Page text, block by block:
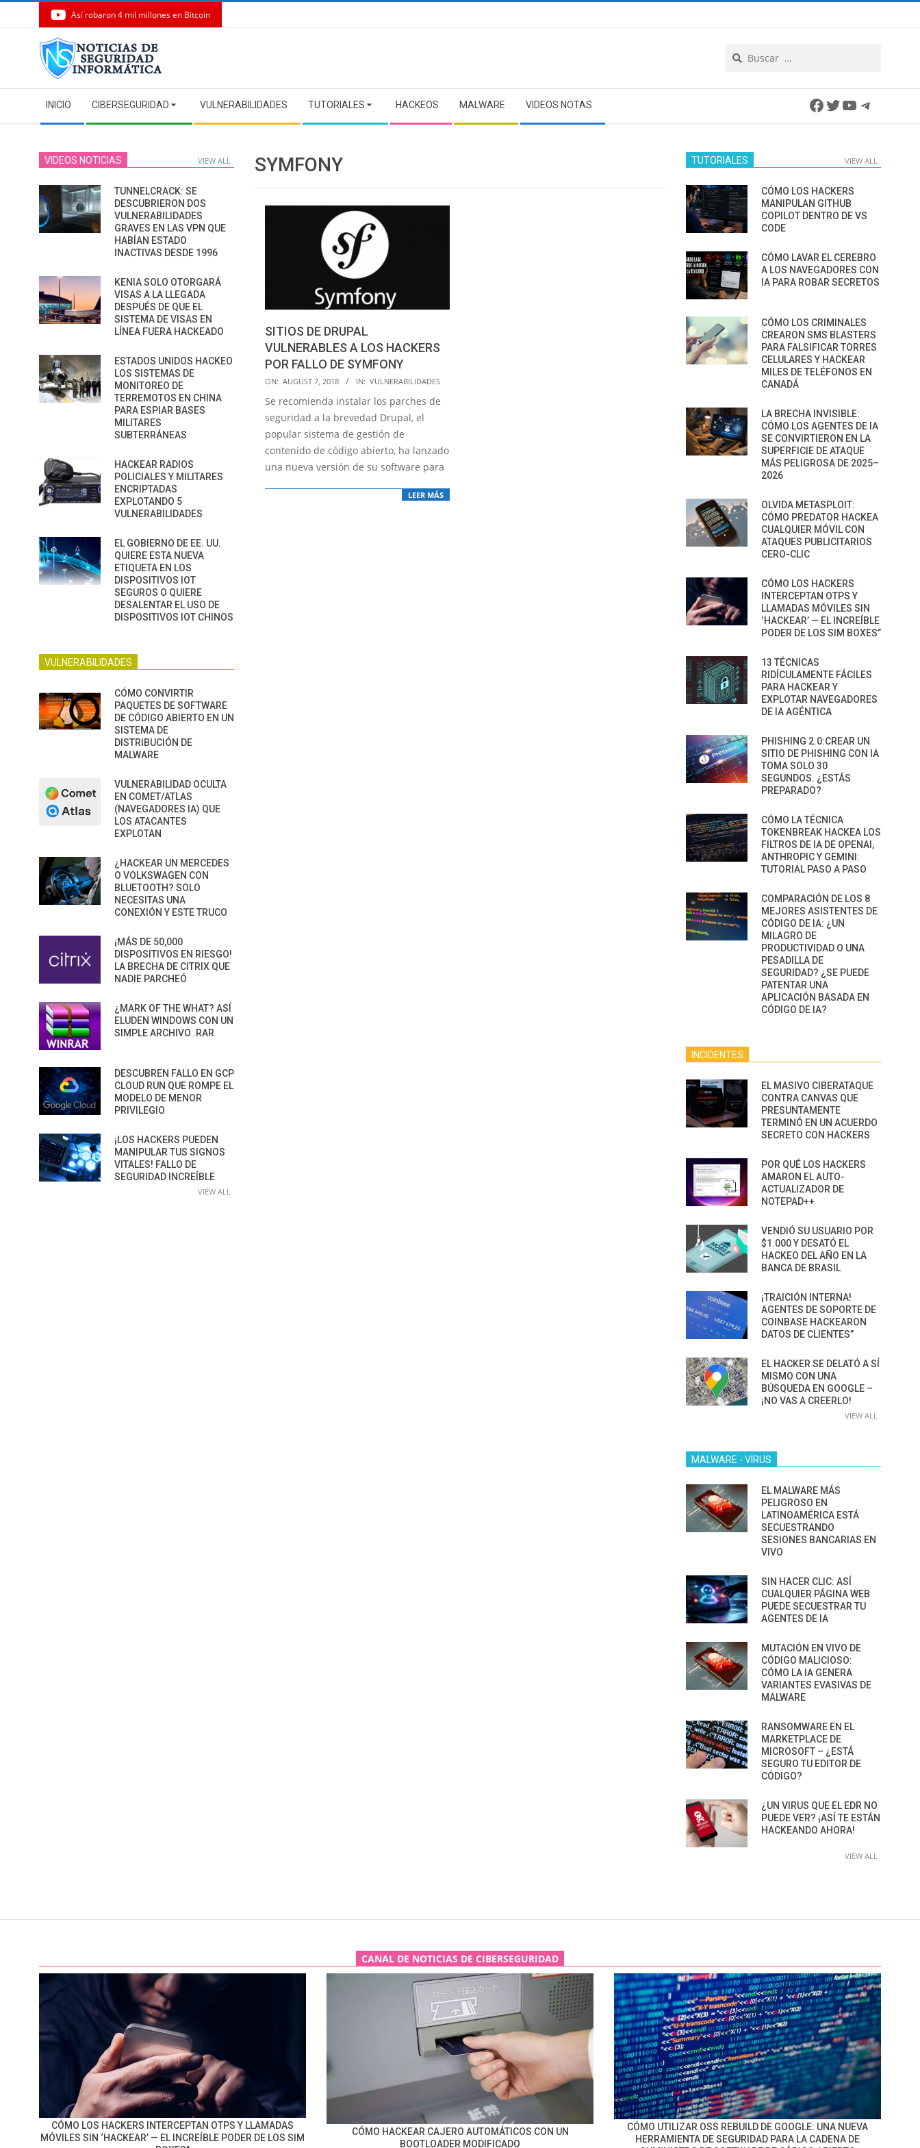
Así robaron 4 mil millones en Bitcoin
Navigation
Menu
INICIO CIBERSEGURIDAD VULNERABILIDADES TUTORIALES HACKEOS MALWARE VIDEOS NOTAS Facebook
Twitter
YouTube
SYMFONY
SITIOS DE DRUPAL
VULNERABLES A LOS HACKERS
POR FALLO DE SYMFONY
2018-
08-
ON: AUGUST 7, 2018 IN: VULNERABILIDADES
Se recomienda instalar los parches de
seguridad a la brevedad Drupal, el
popular sistema de gestión de
contenido de código abierto, ha lanzado
una nueva versión de su software para
LEER MÁS
VIDEOS NOTICIAS VIEW ALL
TUNNELCRACK: SE
DESCUBRIERON DOS
VULNERABILIDADES
GRAVES EN LAS VPN QUE
HABÍAN ESTADO
INACTIVAS DESDE 1996
KENIA SOLO OTORGARÁ
VISAS A LA LLEGADA
DESPUÉS DE QUE EL
SISTEMA DE VISAS EN
LÍNEA FUERA HACKEADO
ESTADOS UNIDOS HACKEO
LOS SISTEMAS DE
MONITOREO DE
TERREMOTOS EN CHINA
PARA ESPIAR BASES
MILITARES
SUBTERRÁNEAS
HACKEAR RADIOS
POLICIALES Y MILITARES
ENCRIPTADAS
EXPLOTANDO 5
VULNERABILIDADES
EL GOBIERNO DE EE. UU.
QUIERE ESTA NUEVA
ETIQUETA EN LOS
DISPOSITIVOS IOT
SEGUROS O QUIERE
DESALENTAR EL USO DE
DISPOSITIVOS IOT CHINOS
VULNERABILIDADES
CÓMO CONVIRTIR
PAQUETES DE SOFTWARE
DE CÓDIGO ABIERTO EN UN
SISTEMA DE
DISTRIBUCIÓN DE
MALWARE
VULNERABILIDAD OCULTA
EN COMET/ATLAS
(NAVEGADORES IA) QUE
LOS ATACANTES
EXPLOTAN
¿HACKEAR UN MERCEDES
O VOLKSWAGEN CON
BLUETOOTH? SOLO
NECESITAS UNA
CONEXIÓN Y ESTE TRUCO
¡MÁS DE 50,000
DISPOSITIVOS EN RIESGO!
LA BRECHA DE CITRIX QUE
NADIE PARCHEÓ
¿MARK OF THE WHAT? ASÍ
ELUDEN WINDOWS CON UN
SIMPLE ARCHIVO .RAR
DESCUBREN FALLO EN GCP
CLOUD RUN QUE ROMPE EL
MODELO DE MENOR
PRIVILEGIO
¡LOS HACKERS PUEDEN
MANIPULAR TUS SIGNOS
VITALES! FALLO DE
SEGURIDAD INCREÍBLE
VIEW ALL
TUTORIALES VIEW ALL
CÓMO LOS HACKERS
MANIPULAN GITHUB
COPILOT DENTRO DE VS
CODE
CÓMO LAVAR EL CEREBRO
A LOS NAVEGADORES CON
IA PARA ROBAR SECRETOS
CÓMO LOS CRIMINALES
CREARON SMS BLASTERS
PARA FALSIFICAR TORRES
CELULARES Y HACKEAR
MILES DE TELÉFONOS EN
CANADÁ
LA BRECHA INVISIBLE:
CÓMO LOS AGENTES DE IA
SE CONVIRTIERON EN LA
SUPERFICIE DE ATAQUE
MÁS PELIGROSA DE 2025–
2026
OLVIDA METASPLOIT:
CÓMO PREDATOR HACKEA
CUALQUIER MÓVIL CON
ATAQUES PUBLICITARIOS
CERO-CLIC
CÓMO LOS HACKERS
INTERCEPTAN OTPS Y
LLAMADAS MÓVILES SIN
‘HACKEAR’ — EL INCREÍBLE
PODER DE LOS SIM BOXES”
13 TÉCNICAS
RIDÍCULAMENTE FÁCILES
PARA HACKEAR Y
EXPLOTAR NAVEGADORES
DE IA AGÉNTICA
PHISHING 2.0:CREAR UN
SITIO DE PHISHING CON IA
TOMA SOLO 30
SEGUNDOS. ¿ESTÁS
PREPARADO?
CÓMO LA TÉCNICA
TOKENBREAK HACKEA LOS
FILTROS DE IA DE OPENAI,
ANTHROPIC Y GEMINI:
TUTORIAL PASO A PASO
COMPARACIÓN DE LOS 8
MEJORES ASISTENTES DE
CÓDIGO DE IA: ¿UN
MILAGRO DE
PRODUCTIVIDAD O UNA
PESADILLA DE
SEGURIDAD? ¿SE PUEDE
PATENTAR UNA
APLICACIÓN BASADA EN
CÓDIGO DE IA?
INCIDENTES
EL MASIVO CIBERATAQUE
CONTRA CANVAS QUE
PRESUNTAMENTE
TERMINÓ EN UN ACUERDO
SECRETO CON HACKERS
POR QUÉ LOS HACKERS
AMARON EL AUTO-
ACTUALIZADOR DE
NOTEPAD++
VENDIÓ SU USUARIO POR
$1.000 Y DESATÓ EL
HACKEO DEL AÑO EN LA
BANCA DE BRASIL
¡TRAICIÓN INTERNA!
AGENTES DE SOPORTE DE
COINBASE HACKEARON
DATOS DE CLIENTES”
EL HACKER SE DELATÓ A SÍ
MISMO CON UNA
BÚSQUEDA EN GOOGLE –
¡NO VAS A CREERLO!
VIEW ALL
MALWARE - VIRUS
EL MALWARE MÁS
PELIGROSO EN
LATINOAMÉRICA ESTÁ
SECUESTRANDO
SESIONES BANCARIAS EN
VIVO
SIN HACER CLIC: ASÍ
CUALQUIER PÁGINA WEB
PUEDE SECUESTRAR TU
AGENTES DE IA
MUTACIÓN EN VIVO DE
CÓDIGO MALICIOSO:
CÓMO LA IA GENERA
VARIANTES EVASIVAS DE
MALWARE
RANSOMWARE EN EL
MARKETPLACE DE
MICROSOFT – ¿ESTÁ
SEGURO TU EDITOR DE
CÓDIGO?
¿UN VIRUS QUE EL EDR NO
PUEDE VER? ¡ASÍ TE ESTÁN
HACKEANDO AHORA!
VIEW ALL
CANAL DE NOTICIAS DE CIBERSEGURIDAD
CÓMO LOS HACKERS INTERCEPTAN OTPS Y LLAMADAS
MÓVILES SIN ‘HACKEAR’ — EL INCREÍBLE PODER DE LOS SIM
CÓMO HACKEAR CAJERO AUTOMÁTICOS CON UN
BOOTLOADER MODIFICADO
CÓMO UTILIZAR OSS REBUILD DE GOOGLE: UNA NUEVA
HERRAMIENTA DE SEGURIDAD PARA LA CADENA DE